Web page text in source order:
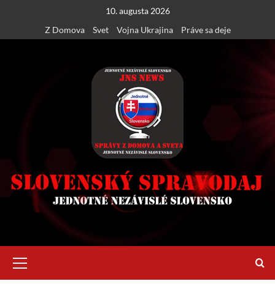
content
10. augusta 2026
Z Domova
Svet Vojna Ukrajina Práve sa deje
Menu